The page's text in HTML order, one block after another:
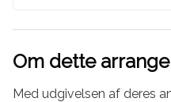
Om dette
Med udgivelsen af deres